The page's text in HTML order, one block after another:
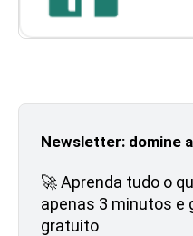
Newsletter: domine
🚀 Aprenda tudo o
apenas 3 minutos e
gratuito